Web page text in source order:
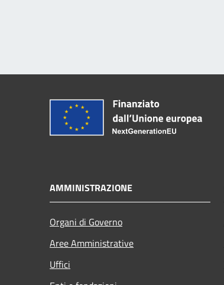
AMMINISTRAZIONE
Organi di Governo
Aree Amministrative
Uffici